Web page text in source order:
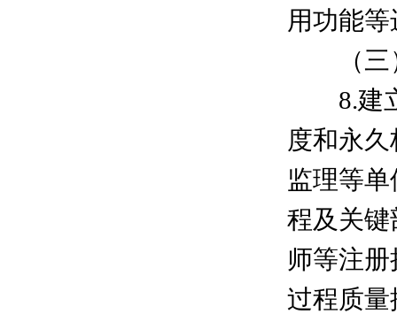
用功能
（三）
8.建立
度和永
监理等
程及关
师等注
过程质